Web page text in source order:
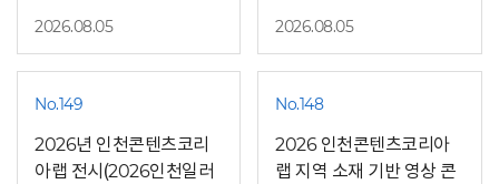
2026.08.05 2026.08.05
No.149
2026년 인천콘텐츠코리
아랩 전시(2026인천일러
No.148
2026 인천콘텐츠코리아
랩 지역 소재 기반 영상 콘